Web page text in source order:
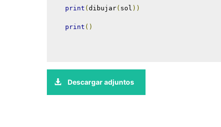
print (dibujar( sol ))
print ()
Descargar adjuntos